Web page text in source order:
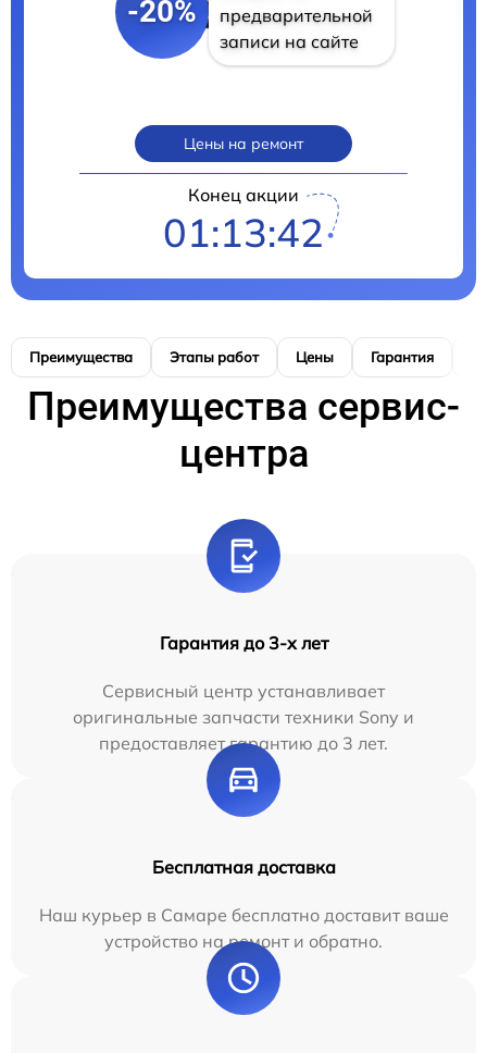
-20%
предварительной
записи на сайте
Цены на ремонт
Конец акции
01:13:41
Преимущества Этапы работ Цены Гарантия
Преимущества сервис-
центра
Гарантия до 3-х лет
Сервисный центр устанавливает
оригинальные запчасти техники Sony и
предоставляет гарантию до 3 лет.
Бесплатная доставка
Наш курьер в Самаре бесплатно доставит ваше
устройство на ремонт и обратно.